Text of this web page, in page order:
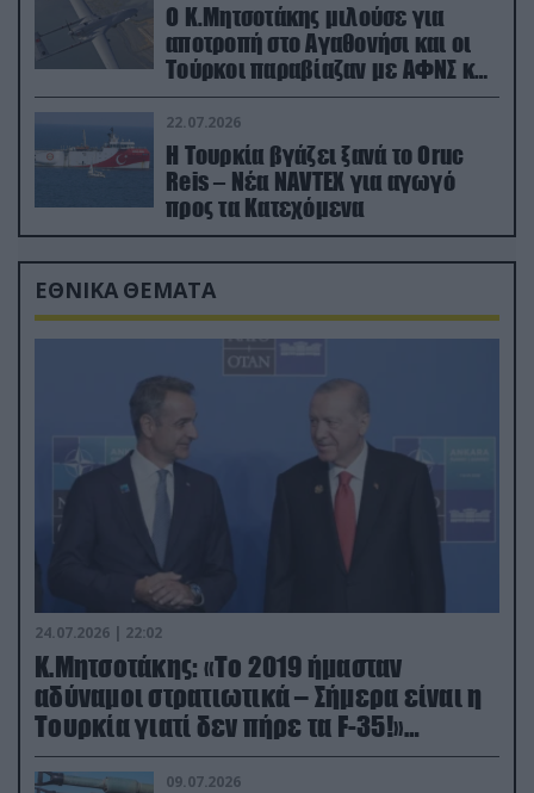
Ο Κ.Μητσοτάκης μιλούσε για
αποτροπή στο Αγαθονήσι και οι
Τούρκοι παραβίαζαν με ΑΦΝΣ και
drone
22.07.2026
Η Τουρκία βγάζει ξανά το Oruc
Reis – Νέα NAVTEX για αγωγό
προς τα Κατεχόμενα
ΕΘΝΙΚΑ ΘΕΜΑΤΑ
24.07.2026 | 22:02
Κ.Μητσοτάκης: «Το 2019 ήμασταν
αδύναμοι στρατιωτικά – Σήμερα είναι η
Τουρκία γιατί δεν πήρε τα F-35!»
(βίντεο)
09.07.2026